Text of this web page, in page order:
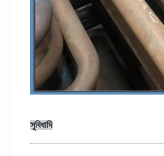
সুবিধাদি